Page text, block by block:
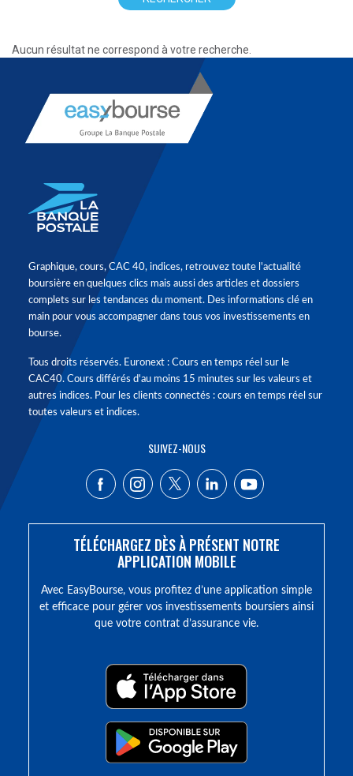
Aucun résultat ne correspond à votre recherche.
Graphique, cours, CAC 40, indices, retrouvez toute l'actualité
boursière en quelques clics mais aussi des articles et dossiers
complets sur les tendances du moment. Des informations clé en
main pour vous accompagner dans tous vos investissements en
bourse.
Tous droits réservés. Euronext : Cours en temps réel sur le
CAC40. Cours différés d'au moins 15 minutes sur les valeurs et
autres indices. Pour les clients connectés : cours en temps réel sur
toutes valeurs et indices.
SUIVEZ-NOUS
TÉLÉCHARGEZ DÈS À PRÉSENT NOTRE
APPLICATION MOBILE
Avec EasyBourse, vous profitez d’une application simple
et efficace pour gérer vos investissements boursiers ainsi
que votre contrat d’assurance vie.